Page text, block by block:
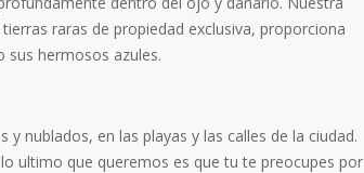
raras de propiedad exclusiva, proporciona
sus hermosos azules.
nublados, en las playas y las calles de la ciudad.
ultimo que queremos es que tu te preocupes por